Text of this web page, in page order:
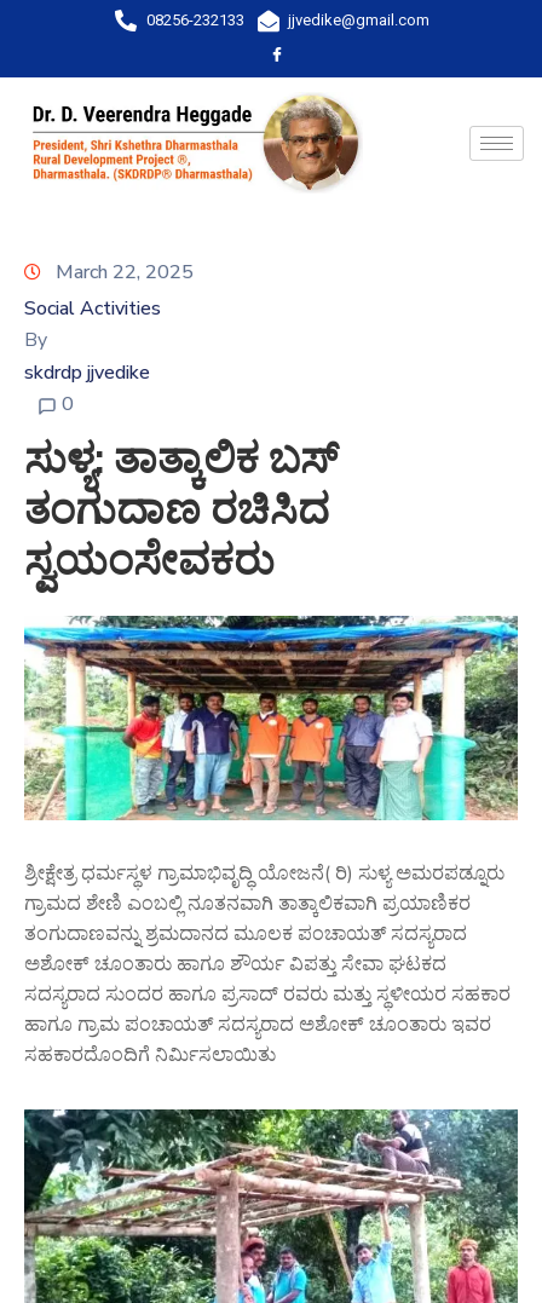
08256-232133 jjvedike@gmail.com
March 22, 2025
Social Activities
By
skdrdp jjvedike
0
ಸುಳ್ಯ: ತಾತ್ಕಾಲಿಕ ಬಸ್
ತಂಗುದಾಣ ರಚಿಸಿದ
ಸ್ವಯಂಸೇವಕರು
ಶ್ರೀಕ್ಷೇತ್ರ ಧರ್ಮಸ್ಥಳ ಗ್ರಾಮಾಭಿವೃದ್ಧಿ ಯೋಜನೆ( ರಿ) ಸುಳ್ಯ ಅಮರಪಡ್ನೂರು
ಗ್ರಾಮದ ಶೇಣಿ ಎಂಬಲ್ಲಿ ನೂತನವಾಗಿ ತಾತ್ಕಾಲಿಕವಾಗಿ ಪ್ರಯಾಣಿಕರ
ತಂಗುದಾಣವನ್ನು ಶ್ರಮದಾನದ ಮೂಲಕ ಪಂಚಾಯತ್ ಸದಸ್ಯರಾದ
ಅಶೋಕ್ ಚೂಂತಾರು ಹಾಗೂ ಶೌರ್ಯ ವಿಪತ್ತು ಸೇವಾ ಘಟಕದ
ಸದಸ್ಯರಾದ ಸುಂದರ ಹಾಗೂ ಪ್ರಸಾದ್ ರವರು ಮತ್ತು ಸ್ಥಳೀಯರ ಸಹಕಾರ
ಹಾಗೂ ಗ್ರಾಮ ಪಂಚಾಯತ್ ಸದಸ್ಯರಾದ ಅಶೋಕ್ ಚೂಂತಾರು ಇವರ
ಸಹಕಾರದೊಂದಿಗೆ ನಿರ್ಮಿಸಲಾಯಿತು